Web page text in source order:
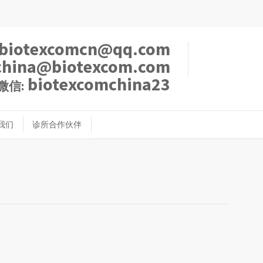
信: biotexcomchina23
们 诊所合作伙伴